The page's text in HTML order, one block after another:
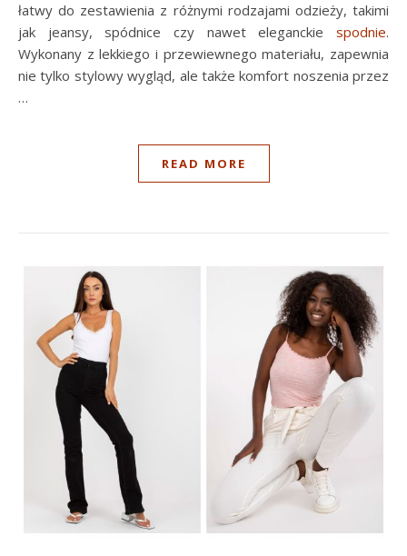
łatwy do zestawienia z różnymi rodzajami odzieży, takimi
jak jeansy, spódnice czy nawet eleganckie spodnie.
Wykonany z lekkiego i przewiewnego materiału, zapewnia
nie tylko stylowy wygląd, ale także komfort noszenia przez
…
READ MORE